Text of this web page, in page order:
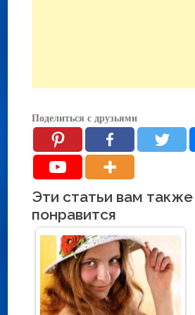
Поделиться с друзьями
Эти статьи вам также
понравится